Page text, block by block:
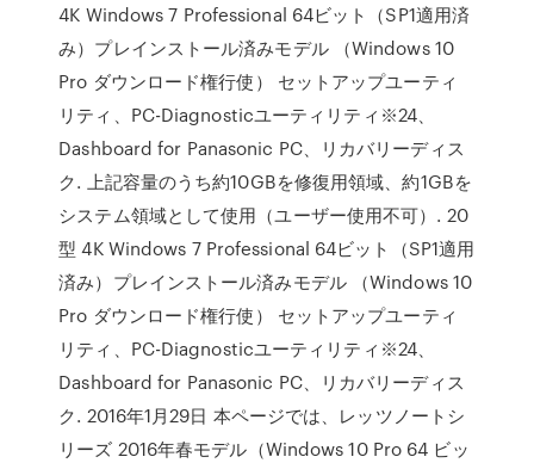
4K Windows 7 Professional 64ビット（SP1適用済
み）プレインストール済みモデル （Windows 10
Pro ダウンロード権行使） セットアップユーティ
リティ、PC-Diagnosticユーティリティ※24、
Dashboard for Panasonic PC、リカバリーディス
ク. 上記容量のうち約10GBを修復用領域、約1GBを
システム領域として使用（ユーザー使用不可）. 20
型 4K Windows 7 Professional 64ビット（SP1適用
済み）プレインストール済みモデル （Windows 10
Pro ダウンロード権行使） セットアップユーティ
リティ、PC-Diagnosticユーティリティ※24、
Dashboard for Panasonic PC、リカバリーディス
ク. 2016年1月29日 本ページでは、レッツノートシ
リーズ 2016年春モデル（Windows 10 Pro 64 ビッ